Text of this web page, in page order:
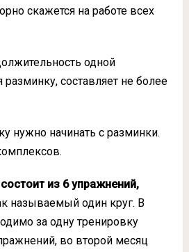
скажется на работе всех
одной
составляет не более
нужно начинать с разминки.
из 6 упражнений,
называемый один круг. В
за одну тренировку
во второй месяц